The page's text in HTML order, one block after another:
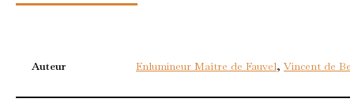
Auteur Enlumineur Maître de Fauvel, Vincent de